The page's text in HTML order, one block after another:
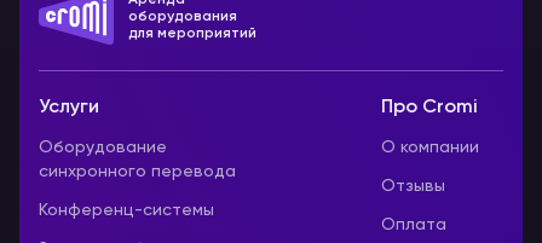
оборудования
для мероприятий
Услуги
Оборудование
синхронного перевода
Конференц-системы
Про Cromi
О компании
Отзывы
Оплата